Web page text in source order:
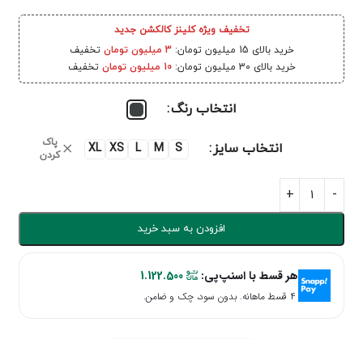
تخفیف ویژه کلینز کالکشن جدید
خرید بالای 15 میلیون تومان:
3 میلیون تومان
تخفیف
خرید بالای 30 میلیون تومان:
10 میلیون تومان تخفیف
انتخاب رنگ
انتخاب سایز S
M
L
XS
XL
پاک
کردن
افزودن به سبد خرید
هر قسط با اسنپ‌پی: 1.122.500
۴ قسط ماهانه. بدون سود، چک و ضامن.